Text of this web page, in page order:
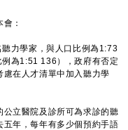
：
聽力學家，與人口比例為1:73
為1:51 136），政府有否定
在人才清單中加入聽力學
公立醫院及診所可為求診的聽
年，每年有多少個預約手語